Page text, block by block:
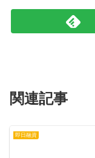
関連記事
即日融資